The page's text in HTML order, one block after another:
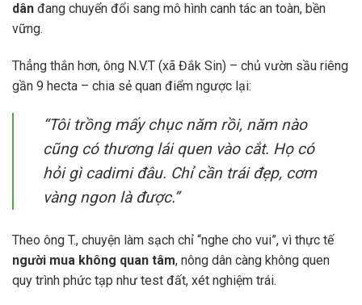
dân đang chuyển đổi sang mô hình canh tác an toàn, bền
vững.
Thẳng thắn hơn, ông N.V.T (xã Đắk Sin) – chủ vườn sầu riêng
gần 9 hecta – chia sẻ quan điểm ngược lại:
“Tôi trồng mấy chục năm rồi, năm nào
cũng có thương lái quen vào cắt. Họ có
hỏi gì cadimi đâu. Chỉ cần trái đẹp, cơm
vàng ngon là được.”
Theo ông T., chuyện làm sạch chỉ “nghe cho vui”, vì thực tế
người mua không quan tâm, nông dân càng không quen
quy trình phức tạp như test đất, xét nghiệm trái.